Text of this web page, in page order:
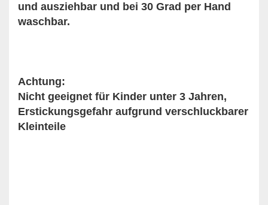
und ausziehbar und bei 30 Grad per Hand
waschbar.
Achtung:
Nicht geeignet für Kinder unter 3 Jahren,
Erstickungsgefahr aufgrund verschluckbarer
Kleinteile